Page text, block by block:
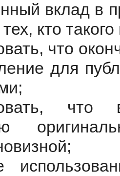
вклад в
кто
что
для
что